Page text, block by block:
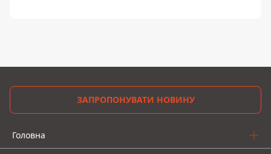
ЗАПРОПОНУВАТИ НОВИНУ
Головна